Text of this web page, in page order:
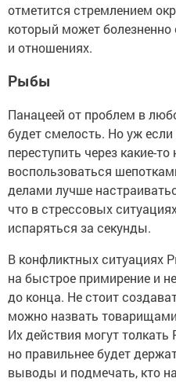
отметится стремлением
который может
и отношениях.
Рыбы
Панацеей от проблем в
будет смелость. Но уж
переступить через какие-
воспользоваться
делами лучше
что в стрессовых
испаряться за секунды.
В конфликтных ситуациях
на быстрое примирение и
до конца. Не стоит
можно назвать
Их действия могут
но правильнее будет
выводы и подмечать, кто